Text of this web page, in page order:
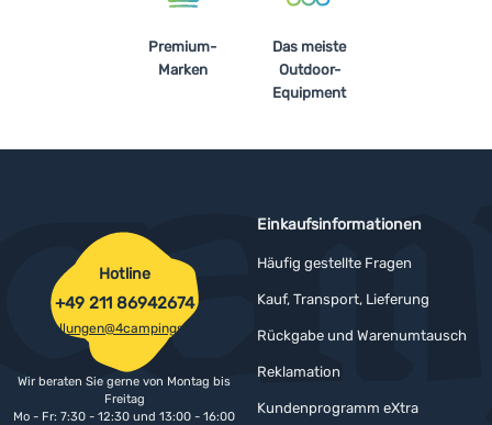
Premium-
Marken
Das meiste
Outdoor-
Equipment
Einkaufsinformationen
Häufig gestellte Fragen
Kauf, Transport, Lieferung
Rückgabe und Warenumtausch
Reklamation
Kundenprogramm eXtra
Hotline
+49 211 86942674
bestellungen@4campingshop.de
Wir beraten Sie gerne von Montag bis
Freitag
Mo - Fr: 7:30 - 12:30 und 13:00 - 16:00